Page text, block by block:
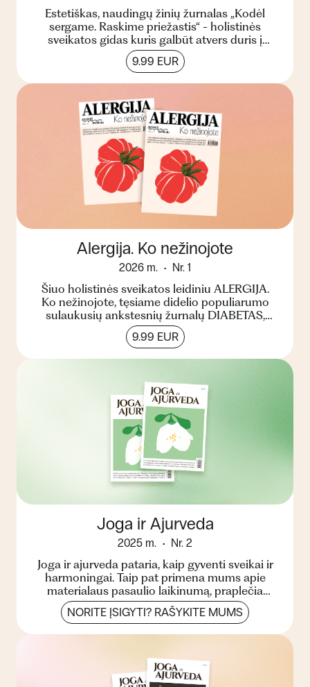
Estetiškas, naudingų žinių žurnalas „Kodėl
sergame. Raskime priežastis“ - holistinės
sveikatos gidas kuris galbūt atvers duris į
kitokį suvokimą apie...
9.99 EUR
Alergija. Ko nežinojote
2026 m. Nr. 1
Šiuo holistinės sveikatos leidiniu ALERGIJA.
Ko nežinojote, tęsiame didelio populiarumo
sulaukusių ankstesnių žurnalų DIABETAS,
CHOLESTEROLIS ir STRES...
9.99 EUR
Joga ir Ajurveda
2025 m. Nr. 2
Joga ir ajurveda pataria, kaip gyventi sveikai ir
harmoningai. Taip pat primena mums apie
materialaus pasaulio laikinumą, praplečia
žinojimo ribas, pa...
NORITE ĮSIGYTI? RAŠYKITE MUMS